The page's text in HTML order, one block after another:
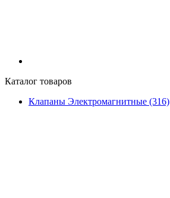
Каталог товаров
Клапаны Электромагнитные (316)